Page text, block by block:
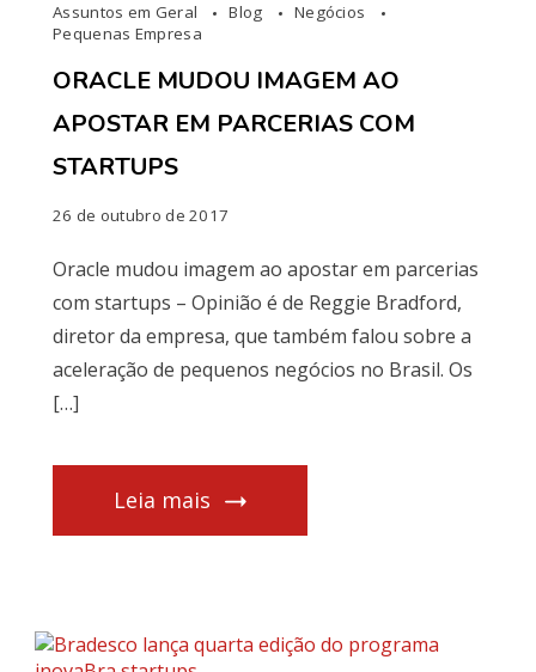
Assuntos em Geral Blog
Negócios
Pequenas Empresa
ORACLE MUDOU IMAGEM AO
APOSTAR EM PARCERIAS COM
STARTUPS
26 de outubro de 2017
Oracle mudou imagem ao apostar em parcerias
com startups – Opinião é de Reggie Bradford,
diretor da empresa, que também falou sobre a
aceleração de pequenos negócios no Brasil. Os
[…]
Leia mais